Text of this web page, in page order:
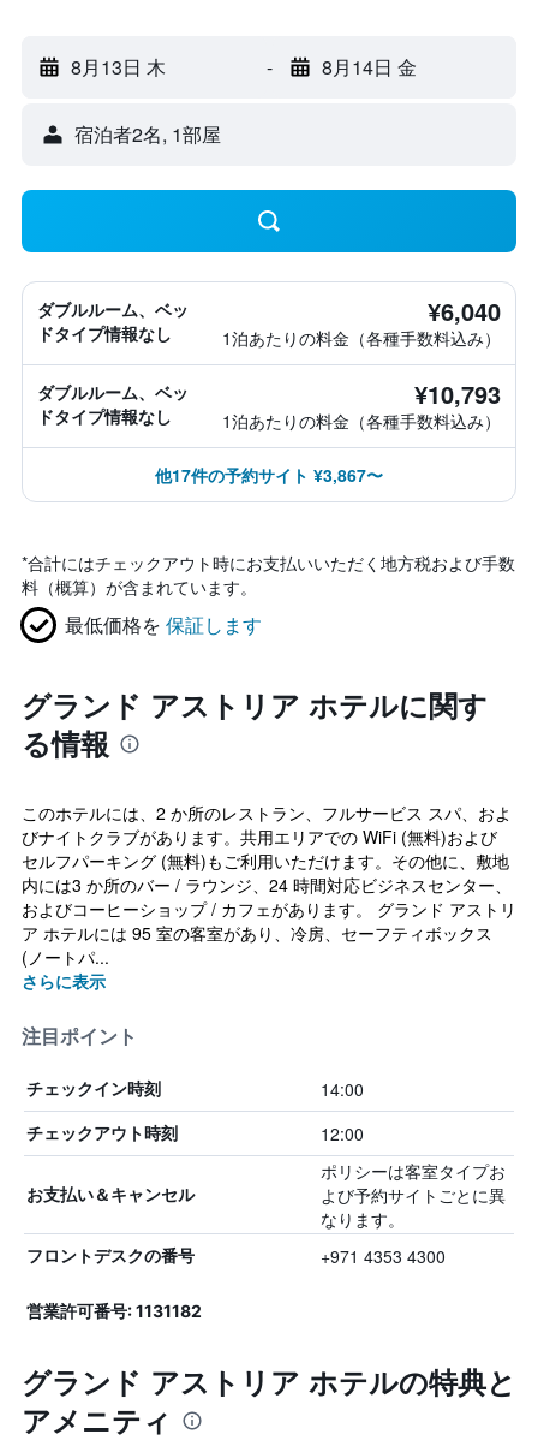
8月13日 木 - 8月14日 金
宿泊者2名, 1​部屋
ダブルルーム、ベッ
ドタイプ情報なし
¥6,040
1泊あたりの料金（各種手数料込み）
ダブルルーム、ベッ
ドタイプ情報なし
¥10,793
1泊あたりの料金（各種手数料込み）
他17件の予約サイト ¥3,867〜
*合計にはチェックアウト時にお支払いいただく地方税および手数
料（概算）が含まれています。
最低価格を 保証します
グランド アストリア ホテルに関す
る情報
このホテルには、2 か所のレストラン、フルサービス スパ、およ
びナイトクラブがあります。共用エリアでの WiFi (無料)および
セルフパーキング (無料)もご利用いただけます。その他に、敷地
内には3 か所のバー / ラウンジ、24 時間対応ビジネスセンター、
およびコーヒーショップ / カフェがあります。 グランド アストリ
ア ホテルには 95 室の客室があり、冷房、セーフティボックス
(ノートパ...
さらに表示
注目ポイント
チェックイン時刻 14:00
チェックアウト時刻 12:00
お支払い＆キャンセル
ポリシーは客室タイプお
よび予約サイトごとに異
なります。
フロントデスクの番号 +971 4353 4300
営業許可番号: 1131182
グランド アストリア ホテルの特典と
アメニティ